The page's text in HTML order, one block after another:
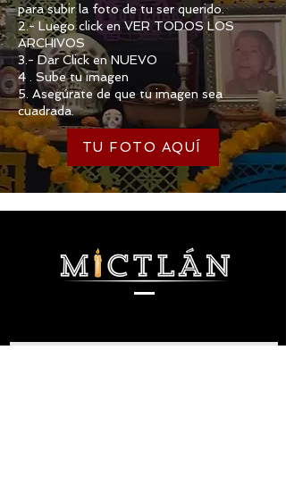
para subir la foto de tu ser querido.
2.- Luego click en VER TODOS LOS
ARCHIVOS
3.- Dar Click en NUEVO
4 . Sube tu imagen
5. Asegúrate de que tu imagen sea
cuadrada.
TU FOTO AQUÍ